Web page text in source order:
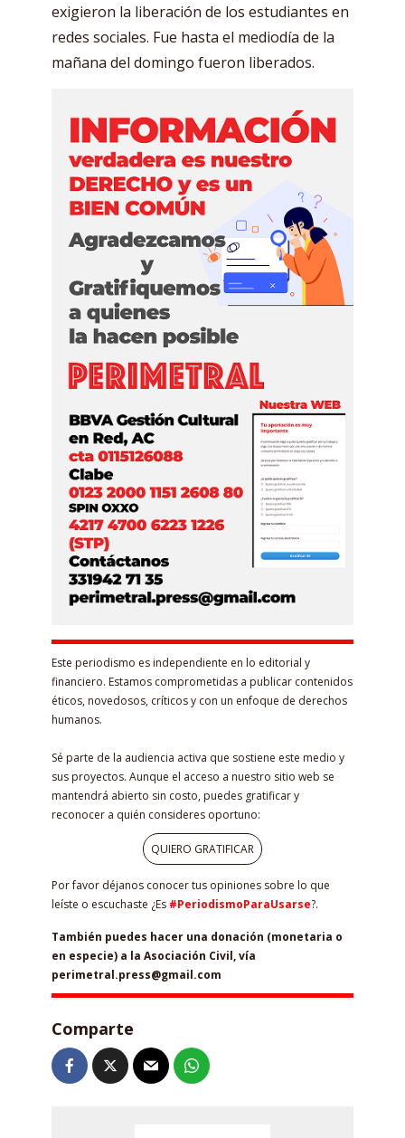
exigieron la liberación de los estudiantes en
redes sociales. Fue hasta el mediodía de la
mañana del domingo fueron liberados.
Este periodismo es independiente en lo editorial y
financiero. Estamos comprometidas a publicar contenidos
éticos, novedosos, críticos y con un enfoque de derechos
humanos.
Sé parte de la audiencia activa que sostiene este medio y
sus proyectos. Aunque el acceso a nuestro sitio web se
mantendrá abierto sin costo, puedes gratificar y
reconocer a quién consideres oportuno:
QUIERO GRATIFICAR
Por favor déjanos conocer tus opiniones sobre lo que
leíste o escuchaste ¿Es #PeriodismoParaUsarse?.
También puedes hacer una donación (monetaria o
en especie) a la Asociación Civil, vía
perimetral.press@gmail.com
Comparte